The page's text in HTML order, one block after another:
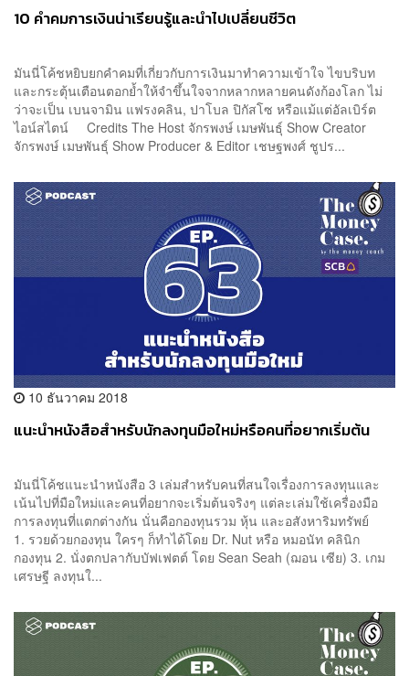
10 คำคมการเงินน่าเรียนรู้และนำไปเปลี่ยนชีวิต
มันนี่โค้ชหยิบยกคำคมที่เกี่ยวกับการเงินมาทำความเข้าใจ ไขบริบท
และกระตุ้นเตือนตอกย้ำให้จำขึ้นใจจากหลากหลายคนดังก้องโลก ไม่
ว่าจะเป็น เบนจามิน แฟรงคลิน, ปาโบล ปิกัสโซ หรือแม้แต่อัลเบิร์ต
ไอน์สไตน์ Credits The Host จักรพงษ์ เมษพันธุ์ Show Creator
จักรพงษ์ เมษพันธุ์ Show Producer & Editor เชษฐพงศ์ ชูปร...
10 ธันวาคม 2018
แนะนำหนังสือสำหรับนักลงทุนมือใหม่หรือคนที่อยากเริ่มต้น
มันนี่โค้ชแนะนำหนังสือ 3 เล่มสำหรับคนที่สนใจเรื่องการลงทุนและ
เน้นไปที่มือใหม่และคนที่อยากจะเริ่มต้นจริงๆ แต่ละเล่มใช้เครื่องมือ
การลงทุนที่แตกต่างกัน นั่นคือกองทุนรวม หุ้น และอสังหาริมทรัพย์
1. รวยด้วยกองทุน ใครๆ ก็ทำได้โดย Dr. Nut หรือ หมอนัท คลินิก
กองทุน 2. นั่งตกปลากับบัฟเฟตต์ โดย Sean Seah (ฌอน เซีย) 3. เกม
เศรษฐี ลงทุนใ...